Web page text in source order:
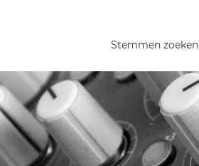
Stemmen zoeken